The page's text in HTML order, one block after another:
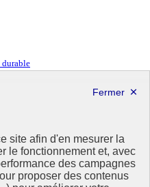
site afin d'en mesurer la
le fonctionnement et, avec
des campagnes
proposer des contenus